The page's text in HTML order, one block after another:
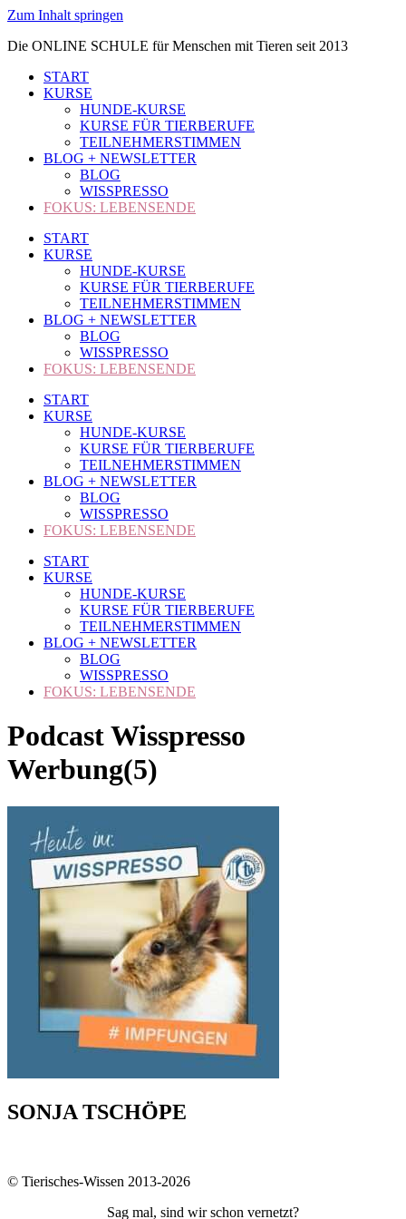
Zum Inhalt springen
Die ONLINE SCHULE für Menschen mit Tieren seit 2013
START
KURSE
HUNDE-KURSE
KURSE FÜR TIERBERUFE
TEILNEHMERSTIMMEN
BLOG + NEWSLETTER
BLOG
WISSPRESSO
FOKUS: LEBENSENDE
START
KURSE
HUNDE-KURSE
KURSE FÜR TIERBERUFE
TEILNEHMERSTIMMEN
BLOG + NEWSLETTER
BLOG
WISSPRESSO
FOKUS: LEBENSENDE
START
KURSE
HUNDE-KURSE
KURSE FÜR TIERBERUFE
TEILNEHMERSTIMMEN
BLOG + NEWSLETTER
BLOG
WISSPRESSO
FOKUS: LEBENSENDE
START
KURSE
HUNDE-KURSE
KURSE FÜR TIERBERUFE
TEILNEHMERSTIMMEN
BLOG + NEWSLETTER
BLOG
WISSPRESSO
FOKUS: LEBENSENDE
Podcast Wisspresso
Werbung(5)
SONJA TSCHÖPE
© Tierisches-Wissen 2013-2026
Sag mal, sind wir schon vernetzt?